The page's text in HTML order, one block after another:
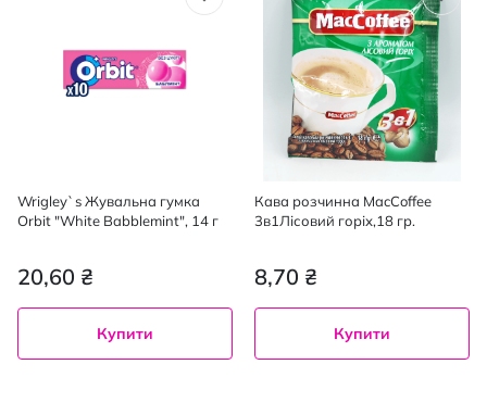
Wrigley`s Жувальна гумка
Оrbit "White Babblemint", 14 г
20,60 ₴
Купити
Кава розчинна MacCoffee
3в1Лісовий горіх,18 гр.
8,70 ₴
Купити